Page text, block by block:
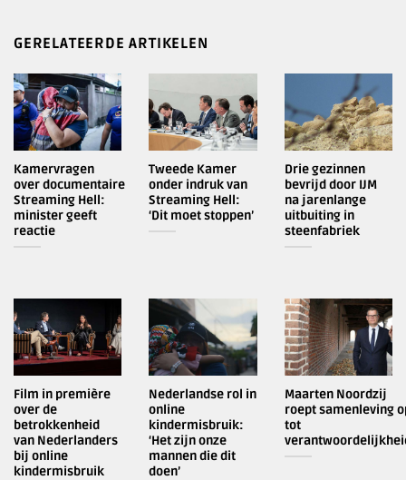
GERELATEERDE ARTIKELEN
Kamervragen
over documentaire
Streaming Hell:
minister geeft
reactie
Tweede Kamer
onder indruk van
Streaming Hell:
‘Dit moet stoppen’
Drie gezinnen
bevrijd door IJM
na jarenlange
uitbuiting in
steenfabriek
Film in première
over de
betrokkenheid
van Nederlanders
bij online
kindermisbruik
Nederlandse rol in
online
kindermisbruik:
‘Het zijn onze
mannen die dit
doen’
Maarten Noordzij
roept samenleving
tot